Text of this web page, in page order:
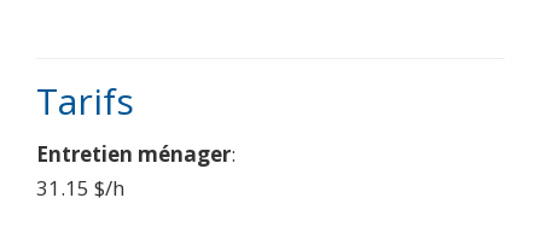
Tarifs
Entretien ménager:
31.15 $/h